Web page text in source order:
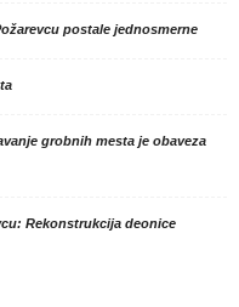
postale jednosmerne
grobnih mesta je obaveza
Rekonstrukcija deonice